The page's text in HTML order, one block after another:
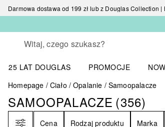
Darmowa dostawa od 199 zł lub z Douglas Collection
Wracać
Wykonaj wyszukiwanie
25 LAT DOUGLAS
PROMOCJE
Homepage Ciało Opalanie Samoopalacze
SAMOOPALACZE356
SAMOOPALACZE (356)
Cena Rodzaj produktu Marka
Sponsorowany